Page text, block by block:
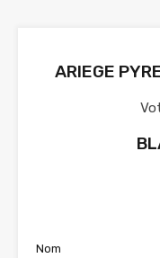
ARIEGE
Nom